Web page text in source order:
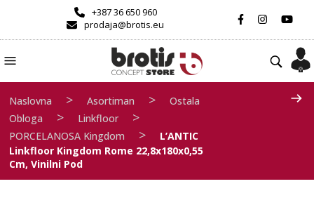
+387 36 650 960
prodaja@brotis.eu
Naslovna > Asortiman >
Ostala
Obloga
> Linkfloor >
PORCELANOSA Kingdom >
L’ANTIC
Linkfloor Kingdom Rome 22,8x180x0,55
Cm, Vinilni Pod